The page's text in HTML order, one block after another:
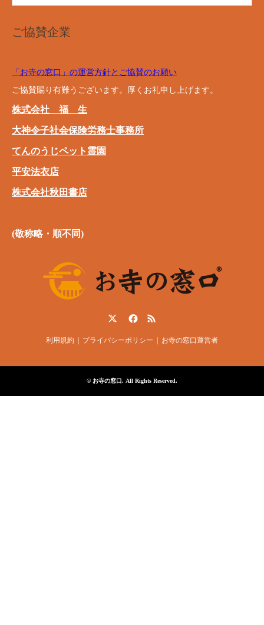
ご協賛企業
「お寺の窓口」の運営方針とご協賛のお願い
ご協賛賜り有難うございます。厚くお礼申し上げます。
株式会社 福 生
大神令子社会保険労務士事務所
てんのうじペット霊園
平安法衣店
株式会社秋田書店
(敬称略・順不同)
利用規約 プライバシーポリシー お寺の窓口運営者
©お寺の窓口. All Rights Reserved.